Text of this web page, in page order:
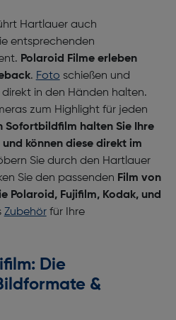
Hartlauer auch
entsprechenden
Polaroid Filme erleben
. Foto schießen und
in den Händen halten.
zum Highlight für jeden
Sofortbildfilm halten Sie Ihre
können diese direkt im
Sie durch den Hartlauer
Sie den passenden Film von
Polaroid, Fujifilm, Kodak, und
Zubehörfür Ihre
Die
&